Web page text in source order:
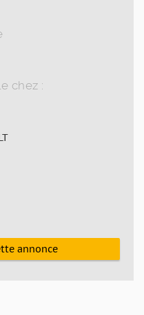
chez :
annonce